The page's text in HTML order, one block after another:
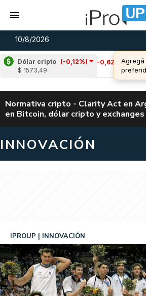
10/8/2026
Dólar cripto (-0,12%)
$ 1573,49
Cardano
(-0,62%)
u$s 0,20
ALERTA
Normativa cripto - Clarity Act en
en Bitcoin, dólar cripto y exchanges
INNOVACIÓN
IPROUP INNOVACIÓN